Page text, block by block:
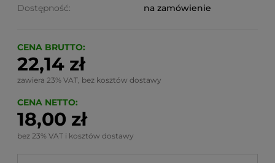
Dostępność:
na zamówienie
CENA BRUTTO:
22,14 zł
zawiera 23% VAT, bez kosztów dostawy
CENA NETTO:
18,00 zł
bez 23% VAT i kosztów dostawy